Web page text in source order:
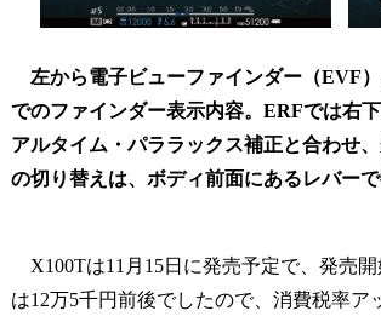
左から電子ビューファインダー（EVF
でのファインダー表示内容。ERFでは右
アルタイム・パララックス補正と合わせ
の切り替えは、ボディ前面にあるレバー
X100Tは11月15日に発売予定で、発売
は12万5千円前後でしたので、消費税率